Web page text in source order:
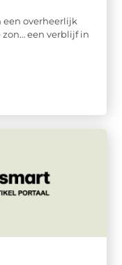
een overheerlijk
een verblijf in